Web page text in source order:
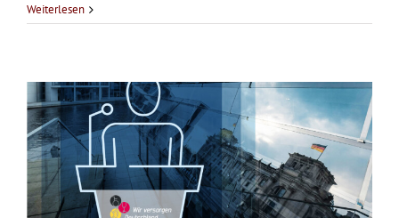
zu
Sondierungsgespräche
Weiterlesen
starken Gesundheitsversorgung unser